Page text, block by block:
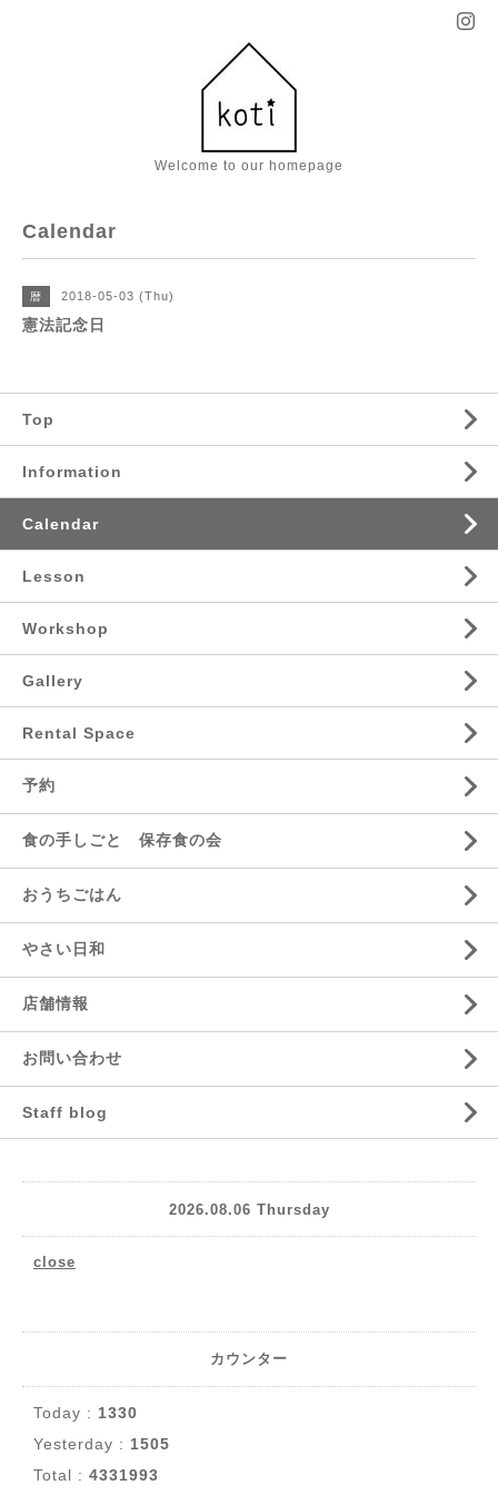
Welcome to our homepage
Calendar
暦 2018-05-03 (Thu)
憲法記念日
Top
Information
Calendar
Lesson
Workshop
Gallery
Rental Space
予約
食の手しごと 保存食の会
おうちごはん
やさい日和
店舗情報
お問い合わせ
Staff blog
2026.08.06 Thursday
close
カウンター
Today : 1330
Yesterday : 1505
Total : 4331993